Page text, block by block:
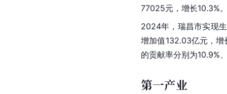
77025元，增长10.3%
2024年，瑞昌市实现
增加值132.03亿元，增
的贡献率分别为10.9%
第一产业